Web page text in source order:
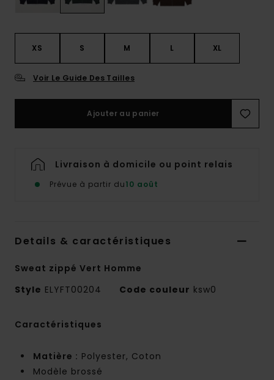
XS S M L XL
Voir Le Guide Des Tailles
Ajouter au panier
Livraison à domicile ou point relais
Prévue à partir du10 août
Details & caractéristiques
Sweat zippé Vert Homme
Style ELYFT00204 Code couleur ksw0
Caractéristiques
Matière : Polyester, Coton
Modèle brossé